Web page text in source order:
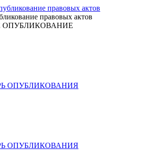
правовых актов
ОПУБЛИКОВАНИЯ
ОПУБЛИКОВАНИЯ